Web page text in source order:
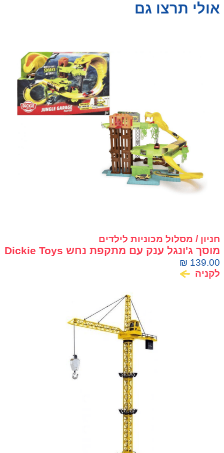
אולי תרצו גם
חניון / מסלול מכוניות לילדים
מוסך ג'ונגל ענק עם מתקפת נחש Dickie Toys
₪ 139.00
לקניה